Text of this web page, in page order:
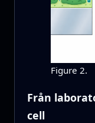
Figure 2.
Från
cell